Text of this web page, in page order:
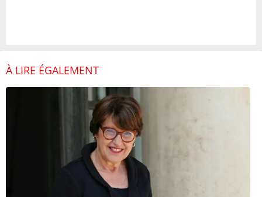
À LIRE ÉGALEMENT